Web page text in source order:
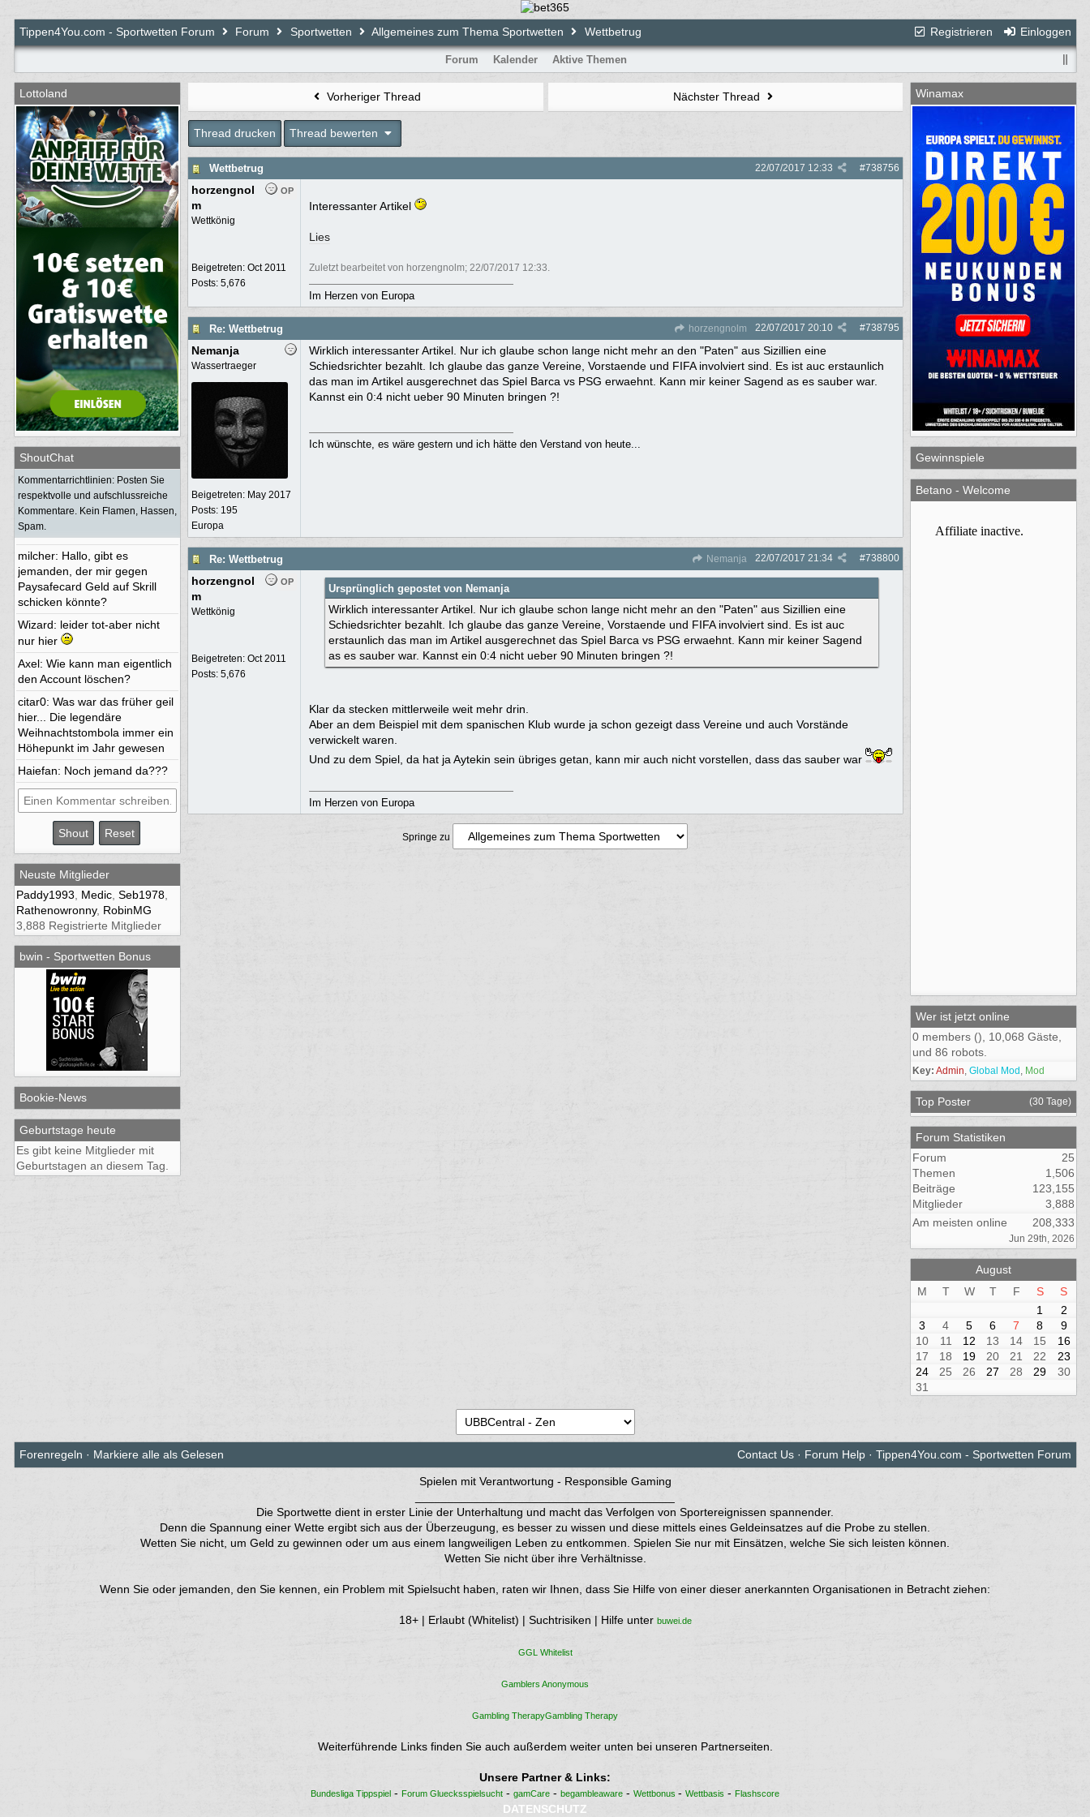
Registrieren Einloggen
Tippen4You.com - Sportwetten Forum Forum Sportwetten Allgemeines zum Thema Sportwetten Wettbetrug
Forum Kalender Aktive Themen
Lottoland
ShoutChat
Kommentarrichtlinien: Posten Sie
respektvolle und aufschlussreiche
Kommentare. Kein Flamen, Hassen,
Spam.
toubi:
Wizard:
toubi:
toubi:
Bamm Bamm:
toubi:
Bamm Bamm:
:
: Frohes neues Jahr Euch
BjoernT4Y:
grottenoli: geht hier nochmal
was ?
Bamm Bamm
milcher: Hallo, gibt es
jemanden, der mir gegen
Paysafecard Geld auf Skrill
schicken könnte?
Wizard: leider tot-aber nicht
nur hier
Axel: Wie kann man eigentlich
den Account löschen?
citar0: Was war das früher geil
hier... Die legendäre
Weihnachtstombola immer ein
Höhepunkt im Jahr gewesen
Haiefan: Noch jemand da???
Neuste Mitglieder
Paddy1993
Medic, Seb1978,
Rathenowronny, RobinMG
3,888 Registrierte Mitglieder
bwin - Sportwetten Bonus
Bookie-News
Geburtstage heute
Es gibt keine Mitglieder mit
Geburtstagen an diesem Tag.
Vorheriger Thread Nächster Thread
Thread drucken Thread bewerten
Wettbetrug #738756
22/07/2017 12:33
OP
horzengnol
m
Wettkönig
Beigetreten: Oct 2011
Posts: 5,676
Interessanter Artikel
Lies
Zuletzt bearbeitet von horzengnolm; 22/07/2017 12:33.
Im Herzen von Europa
Re: Wettbetrug horzengnolm #738795
22/07/2017 20:10
Nemanja
Wassertraeger
Beigetreten: May 2017
Posts: 195
Europa
Wirklich interessanter Artikel. Nur ich glaube schon lange nicht mehr an den "Paten" aus Sizillien eine
Schiedsrichter bezahlt. Ich glaube das ganze Vereine, Vorstaende und FIFA involviert sind. Es ist auc erstaunlich
das man im Artikel ausgerechnet das Spiel Barca vs PSG erwaehnt. Kann mir keiner Sagend as es sauber war.
Kannst ein 0:4 nicht ueber 90 Minuten bringen ?!
Ich wünschte, es wäre gestern und ich hätte den Verstand von heute...
Re: Wettbetrug Nemanja #738800
22/07/2017 21:34
OP
horzengnol
m
Wettkönig
Beigetreten: Oct 2011
Posts: 5,676
Ursprünglich gepostet von Nemanja
Wirklich interessanter Artikel. Nur ich glaube schon lange nicht mehr an den "Paten" aus Sizillien eine
Schiedsrichter bezahlt. Ich glaube das ganze Vereine, Vorstaende und FIFA involviert sind. Es ist auc
erstaunlich das man im Artikel ausgerechnet das Spiel Barca vs PSG erwaehnt. Kann mir keiner Sagend
as es sauber war. Kannst ein 0:4 nicht ueber 90 Minuten bringen ?!
Klar da stecken mittlerweile weit mehr drin.
Aber an dem Beispiel mit dem spanischen Klub wurde ja schon gezeigt dass Vereine und auch Vorstände
verwickelt waren.
Und zu dem Spiel, da hat ja Aytekin sein übriges getan, kann mir auch nicht vorstellen, dass das sauber war
Im Herzen von Europa
Springe zu
Winamax
Gewinnspiele
Betano - Welcome
Wer ist jetzt online
0 members (), 10,068 Gäste,
und 86 robots.
Key: Admin, Global Mod , Mod
Top Poster (30 Tage)
Forum Statistiken
Forum
25
Themen
1,506
Beiträge
123,155
Mitglieder
3,888
Am meisten online
208,333
Jun 29th, 2026
August
M
T W T F S
S
1
2
3
4 5 6 7 8
9
10
11 12 13 14 15
16
17
18 19 20 21 22
23
24
25 26 27 28 29
30
31
Forenregeln · Markiere alle als Gelesen Contact Us· Forum Help· Tippen4You.com - Sportwetten Forum
Spielen mit Verantwortung - Responsible Gaming
Die Sportwette dient in erster Linie der Unterhaltung und macht das Verfolgen von Sportereignissen spannender.
Denn die Spannung einer Wette ergibt sich aus der Überzeugung, es besser zu wissen und diese mittels eines Geldeinsatzes auf die Probe zu stellen.
Wetten Sie nicht, um Geld zu gewinnen oder um aus einem langweiligen Leben zu entkommen. Spielen Sie nur mit Einsätzen, welche Sie sich leisten können.
Wetten Sie nicht über ihre Verhältnisse.
Wenn Sie oder jemanden, den Sie kennen, ein Problem mit Spielsucht haben, raten wir Ihnen, dass Sie Hilfe von einer dieser anerkannten Organisationen in Betracht ziehen:
18+ | Erlaubt (Whitelist) | Suchtrisiken | Hilfe unter buwei.de
GGL Whitelist
Gamblers Anonymous
Gambling TherapyGambling Therapy
Weiterführende Links finden Sie auch außerdem weiter unten bei unseren Partnerseiten.
Unsere Partner & Links:
Bundesliga Tippspiel - Forum Gluecksspielsucht - gamCare - begambleaware - Wettbonus - Wettbasis - Flashscore
DATENSCHUTZ